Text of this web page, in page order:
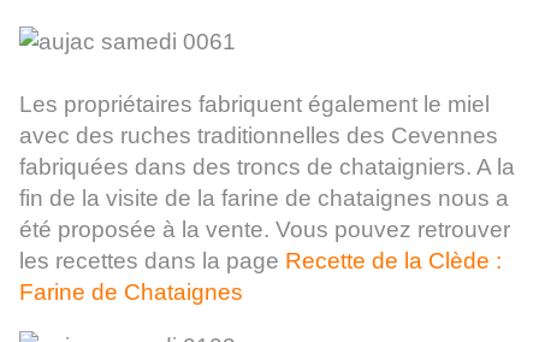
Les propriétaires fabriquent également le miel
avec des ruches traditionnelles des Cevennes
fabriquées dans des troncs de chataigniers. A la
fin de la visite de la farine de chataignes nous a
été proposée à la vente. Vous pouvez retrouver
les recettes dans la page Recette de la Clède :
Farine de Chataignes